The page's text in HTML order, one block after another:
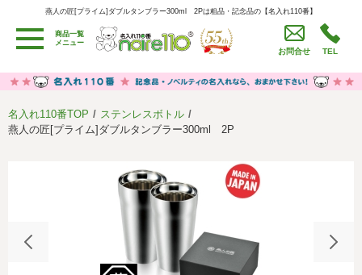
燕人の匠[プライム]ダブルタンブラー300ml 2Pは粗品・記念品の【名入れ110番】
燕人の匠[プライム]ダブルタンブラー300ml 2Pは粗品・記念品の【名入れ110番】
商品一覧
メニュー
お問合せ TEL
用途別カテゴリ
卒園・卒業記念品
労働組合・設立記念・周年記念
うちわ・扇子・ファン
イベント・パーティーグッズ
セール品グッズ
社会貢献活動 特定商取引法に基づく表記
名入れ110番TOP
ステンレスボトル
燕人の匠[プライム]ダブルタンブラー300ml 2P